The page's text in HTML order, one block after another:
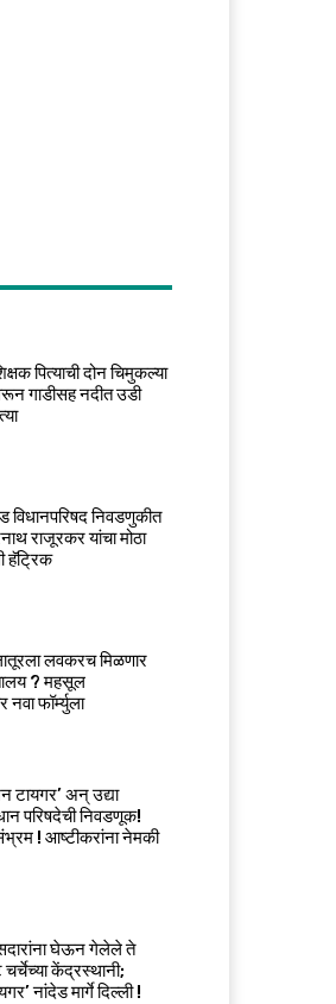
पित्याची दोन चिमुकल्या
गाडीसह नदीत उडी
विधानपरिषद निवडणुकीत
राजूरकर यांचा मोठा
हॅट्रिक
लवकरच मिळणार
? महसूल
फॉर्म्युला
अन् उद्या
परिषदेची निवडणूक!
! आष्टीकरांना नेमकी
घेऊन गेलेले ते
चर्चेच्या केंद्रस्थानी;
नांदेड मार्गे दिल्ली !